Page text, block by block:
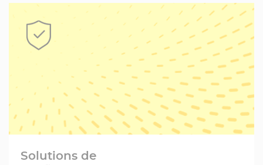
Solutions de